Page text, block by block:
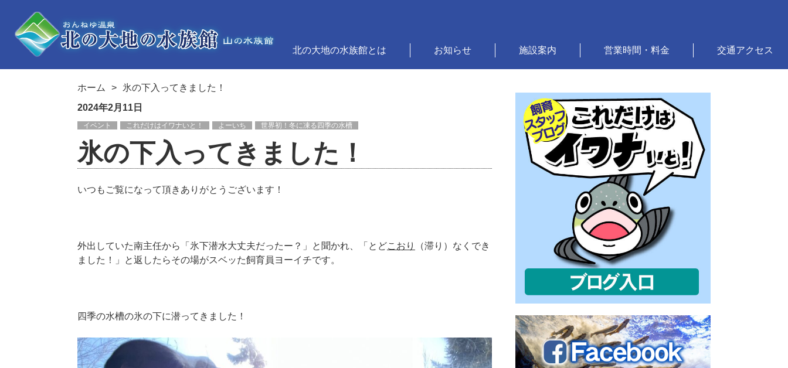
北の大地の水族館とは お知らせ 施設案内 営業時間・料金 交通アクセス
ホーム
氷の下入ってきました！
2024年2月11日
イベント これだけはイワナいと！ よーいち 世界初！冬に凍る四季の水槽
氷の下入ってきました！
いつもご覧になって頂きありがとうございます！
外出していた南主任から「氷下潜水大丈夫だったー？」と聞かれ、「とどこおり
（滞り）なくでき
ました！」と返したらその場がスベッた飼育員ヨーイチです。
四季の水槽の氷の下に潜ってきました！